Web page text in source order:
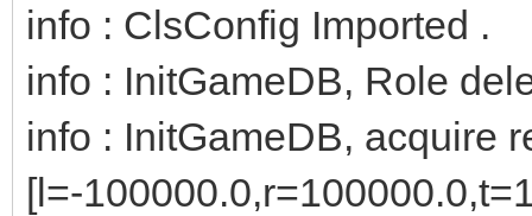
info : ClsConfig Imported .
info : InitGameDB, Role
info : InitGameDB, acquire
[l=-